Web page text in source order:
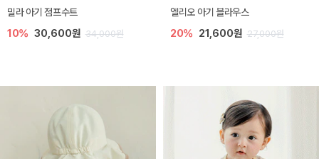
밀라 아기 점프수트
10% 30,600원 34,000원
엘리오 아기 블라우스
20% 21,600원 27,000원